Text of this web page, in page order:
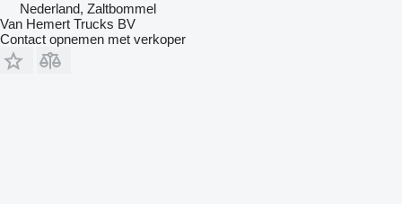
Nederland, Zaltbommel
Van Hemert Trucks BV
Contact opnemen met verkoper